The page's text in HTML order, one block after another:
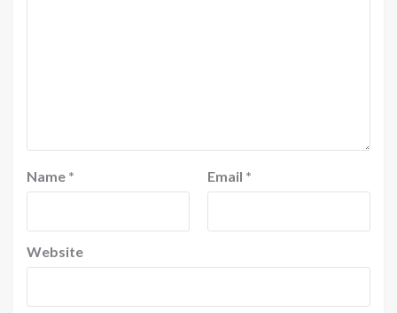
Name * Email *
Website